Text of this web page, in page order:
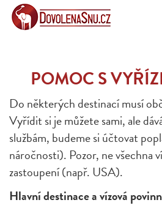
POMOC S
Do některých destinací musí
Vyřídit si je můžete sami, ale
službám, budeme si účtovat
náročnosti). Pozor, ne všechna
zastoupení (např. USA).
Hlavní destinace a vízová